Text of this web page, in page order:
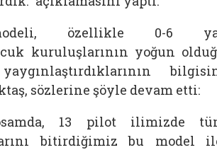
özellikle 0-6
kuruluşlarının yoğun
sözlerine şöyle devam etti:
13 pilot ilimizde
bitirdiğimiz bu model